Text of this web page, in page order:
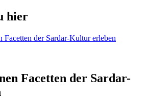
hier
Facetten der Sardar-Kultur ⁤erleben​
Facetten der Sardar-